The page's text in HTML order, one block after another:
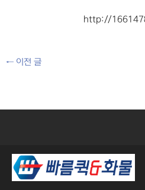
http://
←이전 글